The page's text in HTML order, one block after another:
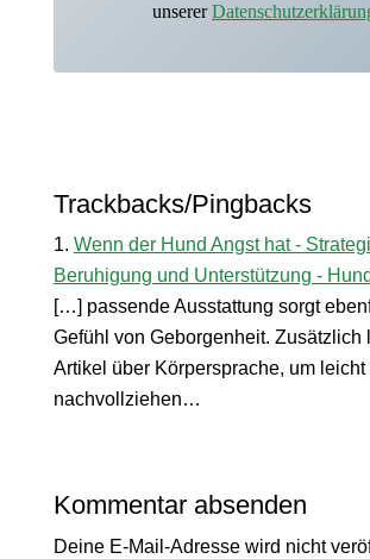
unserer
Trackbacks/Pingbacks
Wenn der Hund Angst hat -
Beruhigung und Unterstützung -
[…] passende Ausstattung sorgt
Gefühl von Geborgenheit. Zusätzlich
Artikel über Körpersprache, um leicht
nachvollziehen…
Kommentar absenden
Deine E-Mail-Adresse wird nicht